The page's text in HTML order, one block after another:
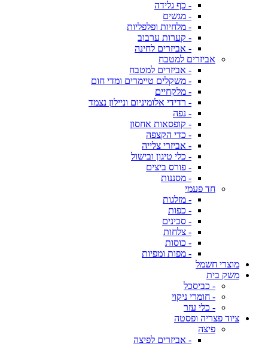
- כף גלידה
- מגשים
- מלחיות ופלפליות
- קערות ערבוב
- אביזרים לחינה
אביזרים למטבח
- אביזרים למטבח
- משקלים טיימרים ומדי חום
- מלקחיים
- רדידי אלומיניום וניילון נצמד
- נפה
- קופסאות אחסון
- כדי הקצפה
- אביזרי צלייה
- כלי טיגון ובישול
- פורס ביצים
- מסננות
חד פעמי
- מזלגות
- כפות
- סכינים
- צלחות
- כוסות
- מפות ומפיות
מוצרי חשמל
משק בית
- כביסכל
- חומרי ניקוי
- כלי עזר
ציוד פצריה ופסטה
פיצה
- אביזרים לפיצה